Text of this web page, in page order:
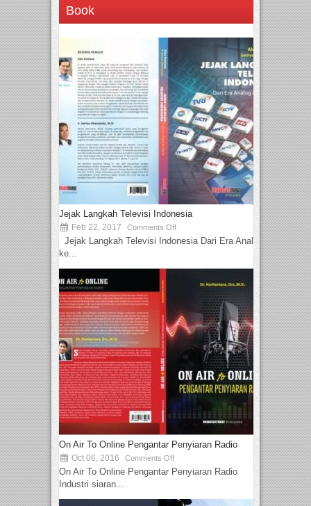
Book
Jejak Langkah Televisi Indonesia
Feb 22, 2017 Comments Off
Jejak Langkah Televisi Indonesia Dari Era Analog
ke...
On Air To Online Pengantar Penyiaran Radio
Oct 06, 2016 Comments Off
On Air To Online Pengantar Penyiaran Radio
Industri siaran...